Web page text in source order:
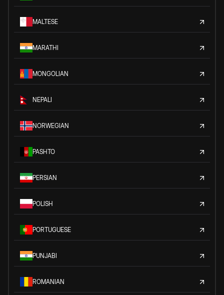
MALTESE
MARATHI
MONGOLIAN
NEPALI
NORWEGIAN
PASHTO
PERSIAN
POLISH
PORTUGUESE
PUNJABI
ROMANIAN